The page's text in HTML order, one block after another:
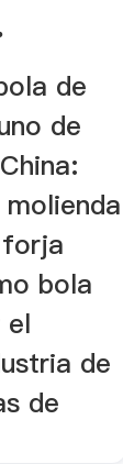
de
de
bola
el
de
de